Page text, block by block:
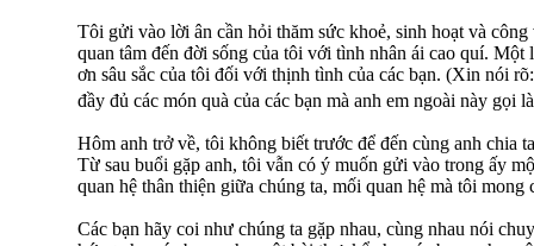
Tôi gửi vào lời ân cần hỏi thăm sức khoẻ, sinh hoạt và công
quan tâm đến đời sống của tôi với tình nhân ái cao quí.
ơn sâu sắc của tôi đối với thịnh tình của các bạn. (Xin nói
đầy đủ các món quà của các bạn mà anh em ngoài này gọi
Hôm anh trở về, tôi không biết trước để đến cùng anh chia
Từ sau buổi gặp anh, tôi vẫn có ý muốn gửi vào trong ấy
quan hệ thân thiện giữa chúng ta, mối quan hệ mà tôi mong
Các bạn hãy coi như chúng ta gặp nhau, cùng nhau nói